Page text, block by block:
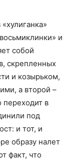
и
собой
скрепленных
и козырьком,
а второй –
переходит в
под
и тот, и
образу налет
факт, что